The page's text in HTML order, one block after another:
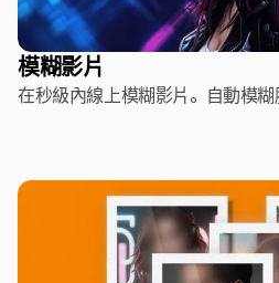
模糊影片
在秒級內線上模糊影片。自動模糊